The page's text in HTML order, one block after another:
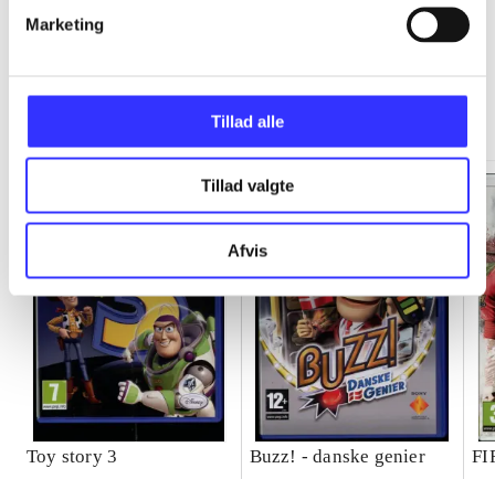
Marketing
Tillad alle
Tillad valgte
Afvis
Minder om
Toy story 3 Buzz! - danske genier